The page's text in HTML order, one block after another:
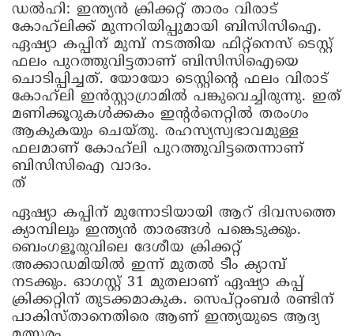
ഡൽഹി: ഇന്ത്യൻ ക്രിക്കറ്റ് താരം വിരാട്
കോഹ്‌ലിക്ക് മുന്നറിയിപ്പുമായി ബിസിസിഐ.
ഏഷ്യാ കപ്പിന് മുമ്പ് നടത്തിയ ഫിറ്റ്നെസ് ടെസ്റ്റ്
ഫലം പുറത്തുവിട്ടതാണ് ബിസിസിഐയെ
ചൊടിപ്പിച്ചത്. യോയോ ടെസ്റ്റിന്റെ ഫലം വിരാട്
കോഹ്‌ലി ഇൻസ്റ്റാ​ഗ്രാമിൽ പങ്കുവെച്ചിരുന്നു. ഇത്
മണിക്കൂറുകൾക്കകം ഇന്റർനെറ്റിൽ തരം​ഗം
ആകുകയും ചെയ്തു. രഹസ്യസ്വഭാവമുള്ള
ഫലമാണ് കോഹ്‌ലി പുറത്തുവിട്ടതെന്നാണ്
ബിസിസിഐ വാദം.
ത്
ഏഷ്യാ കപ്പിന് മുന്നോടിയായി ആറ് ദിവസത്തെ
ക്യാമ്പിലും ഇന്ത്യൻ താരങ്ങൾ പങ്കെടുക്കും.
ബെംഗളൂരുവിലെ ദേശീയ ക്രിക്കറ്റ്
അക്കാഡമിയിൽ ഇന്ന് മുതൽ ടീം ക്യാമ്പ്
നടക്കും. ഓ​ഗസ്റ്റ് 31 മുതലാണ് ഏഷ്യാ കപ്പ്
ക്രിക്കറ്റിന് തുടക്കമാകുക. സെപ്റ്റംബർ രണ്ടിന്
പാകിസ്താനെതിരെ ആണ് ഇന്ത്യയുടെ ആദ്യ